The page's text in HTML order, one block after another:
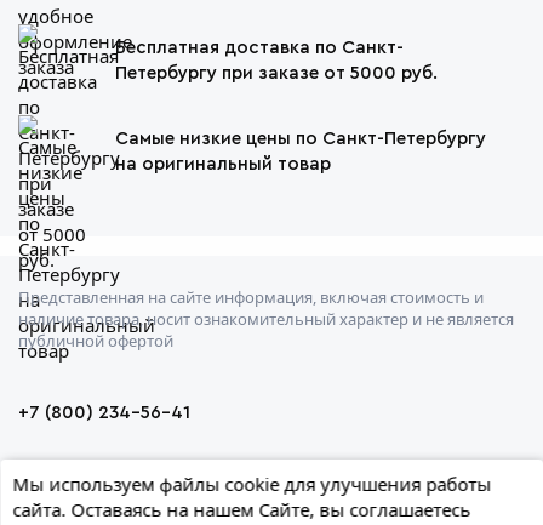
Бесплатная доставка по Санкт-
Петербургу при заказе от 5000 руб.
Самые низкие цены по Санкт-Петербургу
на оригинальный товар
Представленная на сайте информация, включая стоимость и
наличие товара, носит ознакомительный характер и не является
публичной офертой
+7 (800) 234-56-41
Санкт-Петербург, Штурманская ул., 3
Мы используем файлы cookie для улучшения работы
сайта. Оставаясь на нашем Сайте, вы соглашаетесь